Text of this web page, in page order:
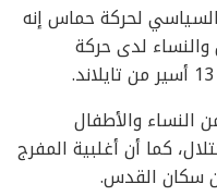
لحركة حماس إنه
والنساء لدى حركة
هنية إلى أنه تم الإفراج 39 من النساء والأطفال
كما أن أغلبية المفرج
سكان القدس.